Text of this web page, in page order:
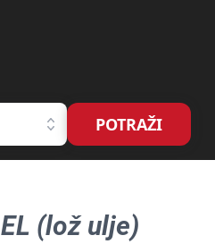
POTRAŽI
(lož ulje)